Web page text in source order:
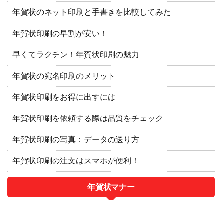
年賀状のネット印刷と手書きを比較してみた
年賀状印刷の早割が安い！
早くてラクチン！年賀状印刷の魅力
年賀状の宛名印刷のメリット
年賀状印刷をお得に出すには
年賀状印刷を依頼する際は品質をチェック
年賀状印刷の写真：データの送り方
年賀状印刷の注文はスマホが便利！
年賀状マナー